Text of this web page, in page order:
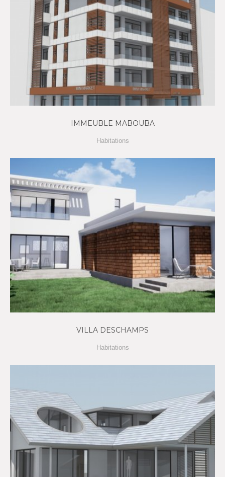
IMMEUBLE MABOUBA
Habitations
VILLA DESCHAMPS
Habitations